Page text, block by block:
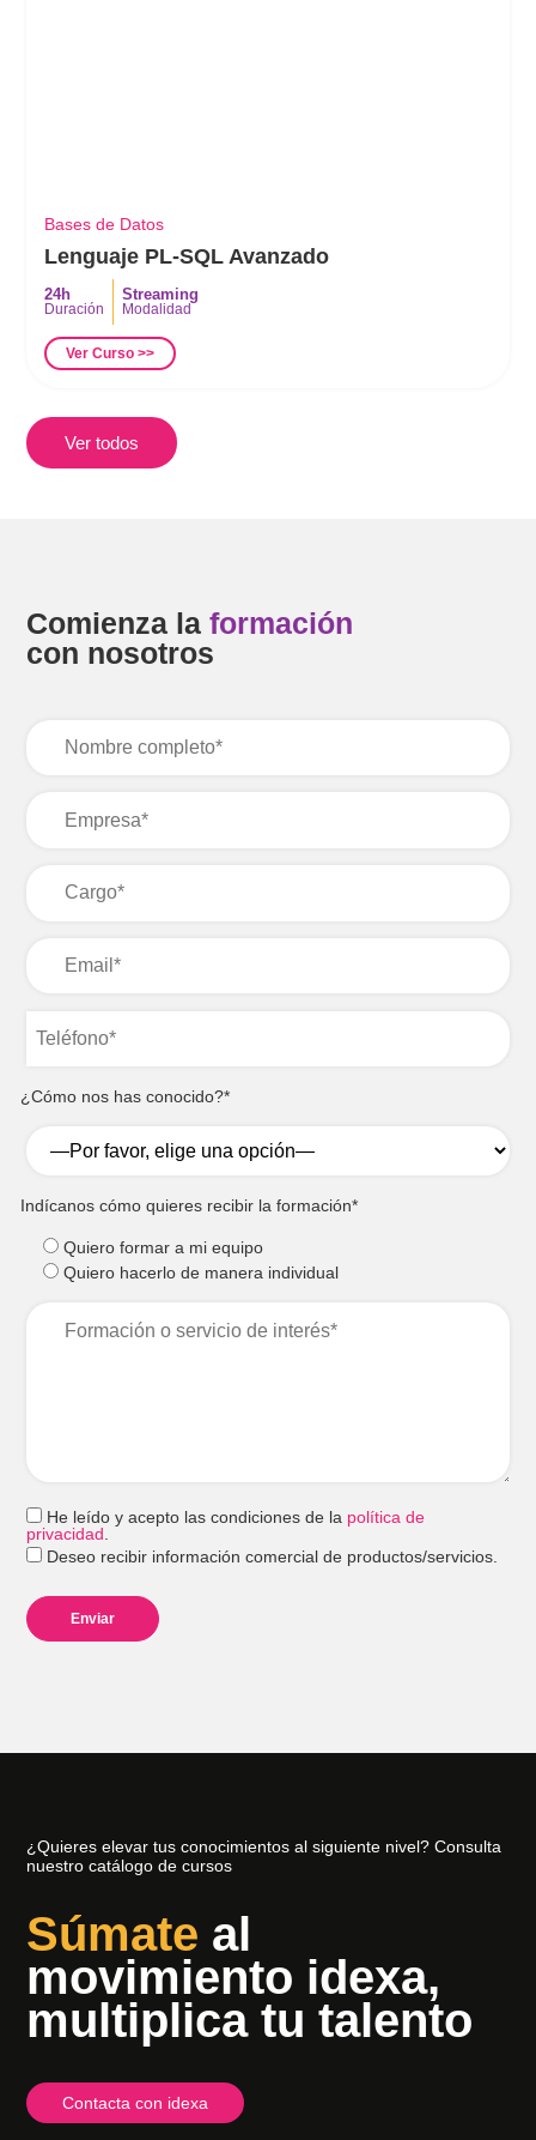
Bases de Datos
Lenguaje PL-SQL Avanzado
24h
Duración
Streaming
Modalidad
Ver Curso >>
Ver todos
Comienza laformación
con nosotros
¿Cómo nos has conocido?*
Indícanos cómo quieres recibir la formación*
Quiero formar a mi equipo
Quiero hacerlo de manera individual
He leído y acepto las condiciones de la política de
privacidad
Deseo recibir información comercial de productos/servicios.
¿Quieres elevar tus conocimientos al siguiente nivel? Consulta
nuestro catálogo de cursos
Súmate al
movimiento idexa,
multiplica tu talento
Contacta con idexa